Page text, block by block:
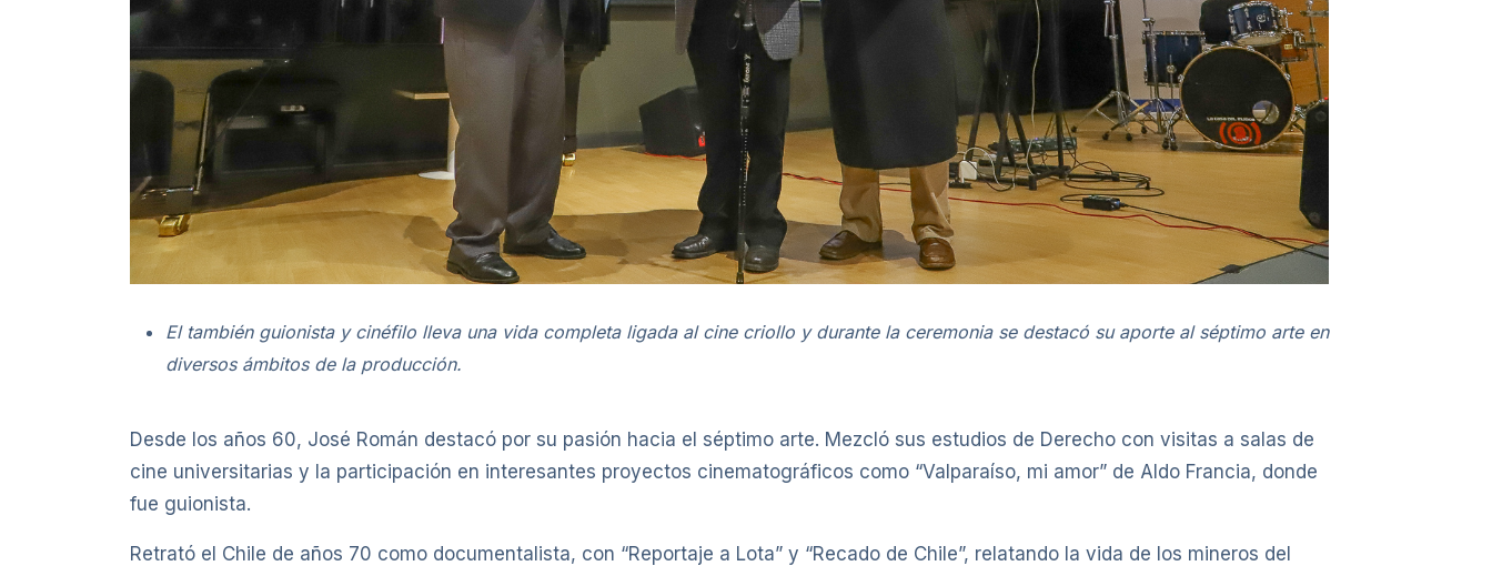
El también guionista y cinéfilo lleva una vida completa ligada al cine criollo y durante la ceremonia se destacó su aporte al séptimo arte en
diversos ámbitos de la producción.
Desde los años 60, José Román destacó por su pasión hacia el séptimo arte. Mezcló sus estudios de Derecho con visitas a salas de
cine universitarias y la participación en interesantes proyectos cinematográficos como “Valparaíso, mi amor” de Aldo Francia, donde
fue guionista.
Retrató el Chile de años 70 como documentalista, con “Reportaje a Lota” y “Recado de Chile”, relatando la vida de los mineros del